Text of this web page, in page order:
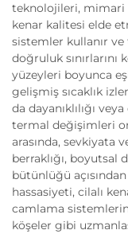
teknolojileri, mimari
kenar kalitesi elde
sistemler kullanır
doğruluk
yüzeyleri boyunca
gelişmiş sıcaklık
da dayanıklılığı
termal değişimleri
arasında, sevkiyata
berraklığı, boyutsal
bütünlüğü
hassasiyeti, cilalı
camlama
köşeler gibi